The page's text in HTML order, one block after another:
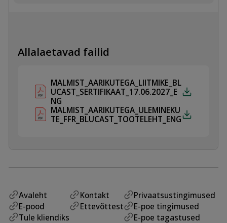
Allalaetavad failid
MALMIST_AARIKUTEGA_LIITMIKE_BL
UCAST_SERTIFIKAAT_17.06.2027_E
NG
MALMIST_AARIKUTEGA_ULEMINEKU
TE_FFR_BLUCAST_TOOTELEHT_ENG
Avaleht
E-pood
Tule kliendiks
Kontakt
Ettevõttest
Privaatsustingimused
E-poe tingimused
E-poe tagastused